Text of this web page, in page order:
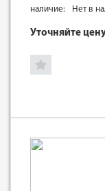
наличие:
Нет в
Уточняйте